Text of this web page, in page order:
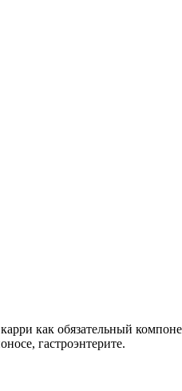
как обязательный
гастроэнтерите.